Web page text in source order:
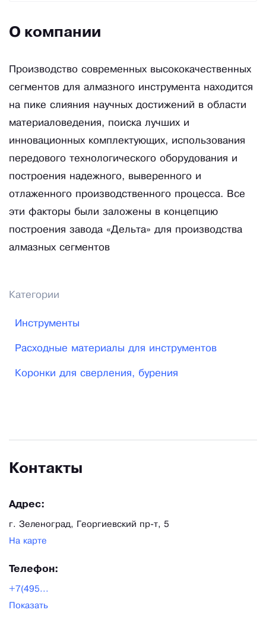
О компании
Производство современных высококачественных
сегментов для алмазного инструмента находится
на пике слияния научных достижений в области
материаловедения, поиска лучших и
инновационных комплектующих, использования
передового технологического оборудования и
построения надежного, выверенного и
отлаженного производственного процесса. Все
эти факторы были заложены в концепцию
построения завода «Дельта» для производства
алмазных сегментов
Категории
Инструменты
Расходные материалы для инструментов
Коронки для сверления, бурения
Контакты
Адрес:
г. Зеленоград, Георгиевский пр-т, 5
На карте
Телефон:
+7(495...
Показать